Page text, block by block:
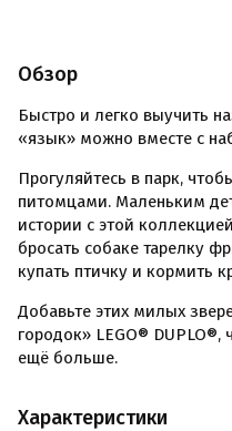
Обзор
Быстро и легко выучить
«язык» можно вместе с
Прогуляйтесь в парк,
питомцами. Маленьким
истории с этой
бросать собаке тарелку
купать птичку и кормить
Добавьте этих милых
городок» LEGO®
ещё больше.
Характеристики